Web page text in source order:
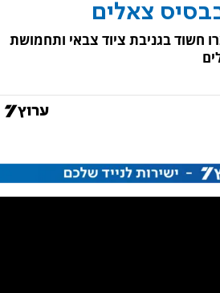
צאלים
חשוד בגניבת ציוד צבאי ותחמושת